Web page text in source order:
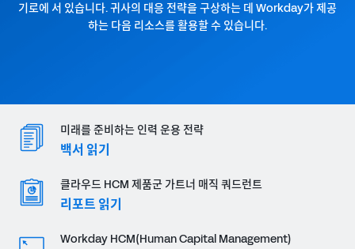
기로에 서 있습니다. 귀사의 대응 전략을 구상하는 데 Workday가 제공
하는 다음 리소스를 활용할 수 있습니다.
미래를 준비하는 인력 운용 전략
백서 읽기
클라우드 HCM 제품군 가트너 매직 쿼드런트
리포트 읽기
Workday HCM(Human Capital Management)